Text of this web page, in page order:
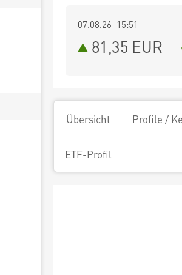
07.08.26 15:51
81,35 EUR
Übersicht Profile /
ETF-Profil